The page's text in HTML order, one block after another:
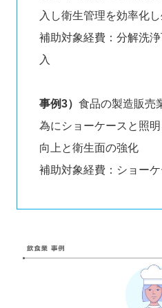
入し衛生管理を効率化
補助対象経費：分解洗
入
事例3） 食品の製造販売
為にショーケースと照
向上と衛生面の強化
補助対象経費：ショー